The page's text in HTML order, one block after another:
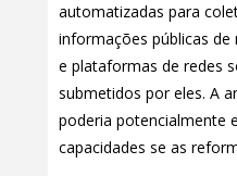
automatizadas para
informações públicas de
e plataformas de redes
submetidos por eles. A
poderia potencialmente
capacidades se as